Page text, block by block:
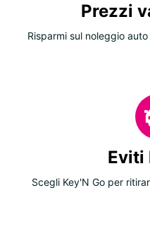
Prezzi
Risparmi sul noleggio
Eviti
Scegli Key'N Go per